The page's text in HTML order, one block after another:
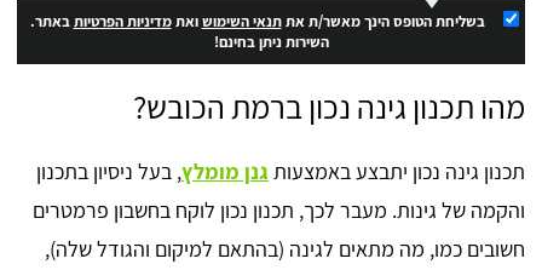
בשליחת הטופס הינך מאשר/ת אתתנאי השימושואתמדיניות הפרטיותבאתר.
השירות ניתן בחינם!
מהו תכנון גינה נכון ברמת הכובש?
תכנון גינה נכון יתבצע באמצעות גנן מומלץ, בעל ניסיון בתכנון
והקמה של גינות. מעבר לכך, תכנון נכון לוקח בחשבון פרמטרים
חשובים כמו, מה מתאים לגינה (בהתאם למיקום והגודל שלה),